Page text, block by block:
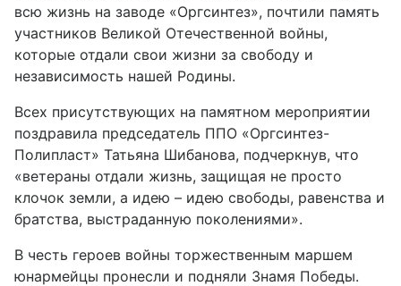
всю жизнь на заводе «Оргсинтез», почтили память
участников Великой Отечественной войны,
которые отдали свои жизни за свободу и
независимость нашей Родины.
Всех присутствующих на памятном мероприятии
поздравила председатель ППО «Оргсинтез-
Полипласт» Татьяна Шибанова, подчеркнув, что
«ветераны отдали жизнь, защищая не просто
клочок земли, а идею – идею свободы, равенства и
братства, выстраданную поколениями».
В честь героев войны торжественным маршем
юнармейцы пронесли и подняли Знамя Победы.